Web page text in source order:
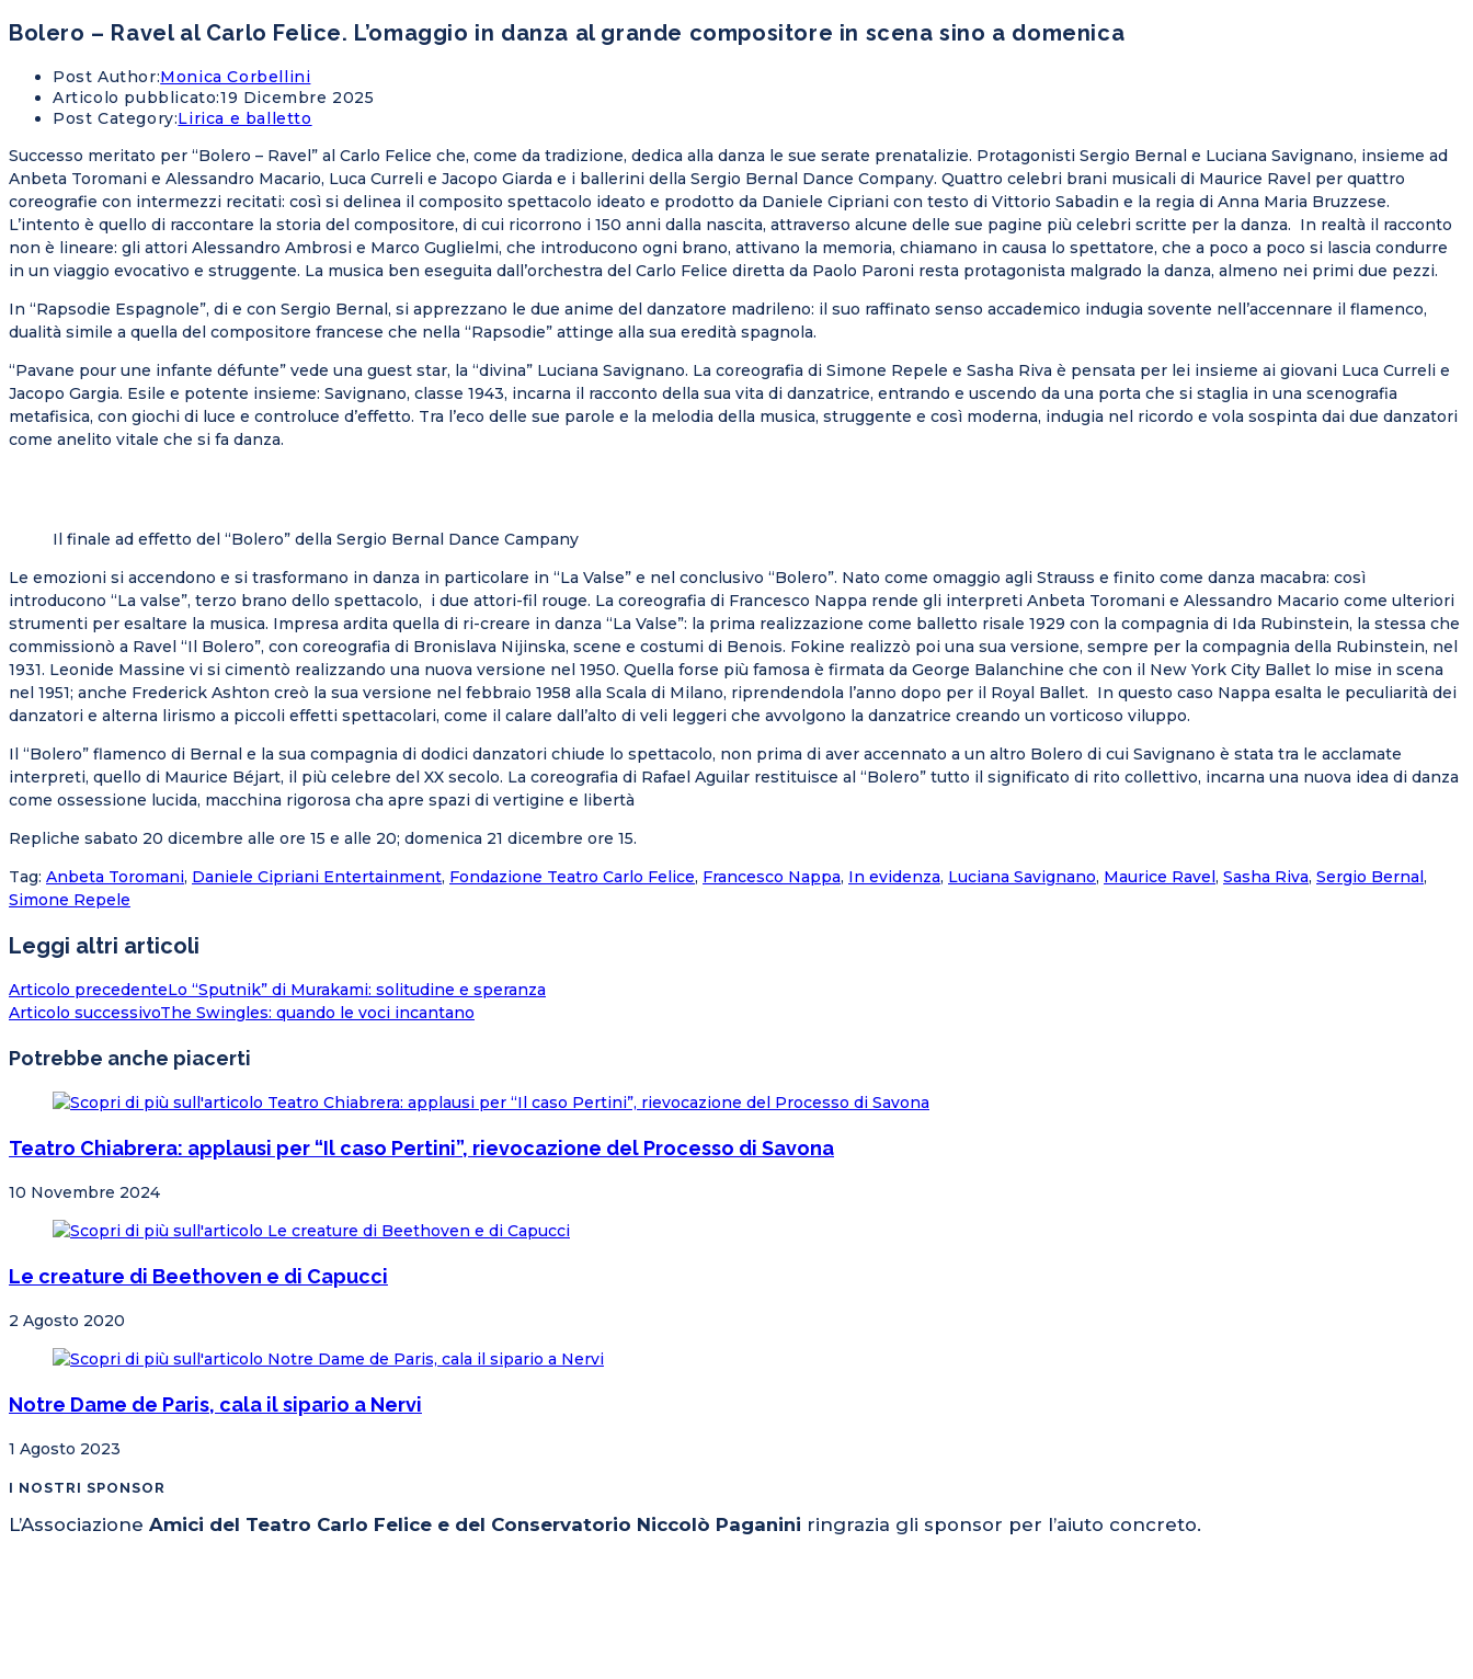
Bolero – Ravel al Carlo Felice. L’omaggio in danza al grande compositore in scena sino a domenica
Post Author:Monica Corbellini
Articolo pubblicato:19 Dicembre 2025
Post Category:Lirica e balletto
Successo meritato per “Bolero – Ravel” al Carlo Felice che, come da tradizione, dedica alla danza le sue serate prenatalizie. Protagonisti Sergio Bernal e Luciana Savignano, insieme ad
Anbeta Toromani e Alessandro Macario, Luca Curreli e Jacopo Giarda e i ballerini della Sergio Bernal Dance Company. Quattro celebri brani musicali di Maurice Ravel per quattro
coreografie con intermezzi recitati: così si delinea il composito spettacolo ideato e prodotto da Daniele Cipriani con testo di Vittorio Sabadin e la regia di Anna Maria Bruzzese.
L’intento è quello di raccontare la storia del compositore, di cui ricorrono i 150 anni dalla nascita, attraverso alcune delle sue pagine più celebri scritte per la danza. In realtà il racconto
non è lineare: gli attori Alessandro Ambrosi e Marco Guglielmi, che introducono ogni brano, attivano la memoria, chiamano in causa lo spettatore, che a poco a poco si lascia condurre
in un viaggio evocativo e struggente. La musica ben eseguita dall’orchestra del Carlo Felice diretta da Paolo Paroni resta protagonista malgrado la danza, almeno nei primi due pezzi.
In “Rapsodie Espagnole”, di e con Sergio Bernal, si apprezzano le due anime del danzatore madrileno: il suo raffinato senso accademico indugia sovente nell’accennare il flamenco,
dualità simile a quella del compositore francese che nella “Rapsodie” attinge alla sua eredità spagnola.
“Pavane pour une infante défunte” vede una guest star, la “divina” Luciana Savignano. La coreografia di Simone Repele e Sasha Riva è pensata per lei insieme ai giovani Luca Curreli e
Jacopo Gargia. Esile e potente insieme: Savignano, classe 1943, incarna il racconto della sua vita di danzatrice, entrando e uscendo da una porta che si staglia in una scenografia
metafisica, con giochi di luce e controluce d’effetto. Tra l’eco delle sue parole e la melodia della musica, struggente e così moderna, indugia nel ricordo e vola sospinta dai due danzatori
come anelito vitale che si fa danza.
Il finale ad effetto del “Bolero” della Sergio Bernal Dance Campany
Le emozioni si accendono e si trasformano in danza in particolare in “La Valse” e nel conclusivo “Bolero”. Nato come omaggio agli Strauss e finito come danza macabra: così
introducono “La valse”, terzo brano dello spettacolo, i due attori-fil rouge. La coreografia di Francesco Nappa rende gli interpreti Anbeta Toromani e Alessandro Macario come ulteriori
strumenti per esaltare la musica. Impresa ardita quella di ri-creare in danza “La Valse”: la prima realizzazione come balletto risale 1929 con la compagnia di Ida Rubinstein, la stessa che
commissionò a Ravel “Il Bolero”, con coreografia di Bronislava Nijinska, scene e costumi di Benois. Fokine realizzò poi una sua versione, sempre per la compagnia della Rubinstein, nel
1931. Leonide Massine vi si cimentò realizzando una nuova versione nel 1950. Quella forse più famosa è firmata da George Balanchine che con il New York City Ballet lo mise in scena
nel 1951; anche Frederick Ashton creò la sua versione nel febbraio 1958 alla Scala di Milano, riprendendola l’anno dopo per il Royal Ballet. In questo caso Nappa esalta le peculiarità dei
danzatori e alterna lirismo a piccoli effetti spettacolari, come il calare dall’alto di veli leggeri che avvolgono la danzatrice creando un vorticoso viluppo.
Il “Bolero” flamenco di Bernal e la sua compagnia di dodici danzatori chiude lo spettacolo, non prima di aver accennato a un altro Bolero di cui Savignano è stata tra le acclamate
interpreti, quello di Maurice Béjart, il più celebre del XX secolo. La coreografia di Rafael Aguilar restituisce al “Bolero” tutto il significato di rito collettivo, incarna una nuova idea di danza
come ossessione lucida, macchina rigorosa cha apre spazi di vertigine e libertà
Repliche sabato 20 dicembre alle ore 15 e alle 20; domenica 21 dicembre ore 15.
Tag: Anbeta Toromani, Daniele Cipriani Entertainment, Fondazione Teatro Carlo Felice, Francesco Nappa, In evidenza, Luciana Savignano, Maurice Ravel, Sasha Riva, Sergio Bernal,
Simone Repele
Leggi altri articoli
Articolo precedenteLo “Sputnik” di Murakami: solitudine e speranza
Articolo successivoThe Swingles: quando le voci incantano
Potrebbe anche piacerti
Teatro Chiabrera: applausi per “Il caso Pertini”, rievocazione del Processo di Savona
10 Novembre 2024
Le creature di Beethoven e di Capucci
2 Agosto 2020
Notre Dame de Paris, cala il sipario a Nervi
1 Agosto 2023
I NOSTRI SPONSOR
L’Associazione Amici del Teatro Carlo Felice e del Conservatorio Niccolò Paganini ringrazia gli sponsor per l’aiuto concreto.